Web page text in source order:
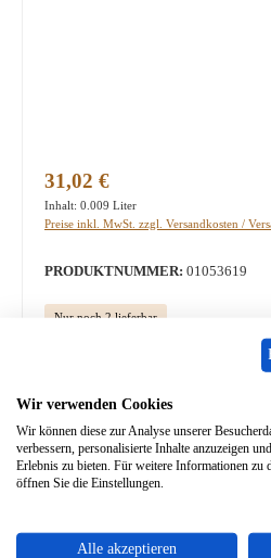
Regulärer Preis:
31,02 €
Inhalt: 0.009 Liter
Preise inkl. MwSt. zzgl. Versandkosten /
PRODUKTNUMMER: 01053619
Nur noch 2 lieferbar
Sofort verfügbar, Lieferzeit: 2-4
Produkt Anzahl: Gib den gewünschten
Zum Merkzettel hinzufügen
Wir verwenden Cookies
Wir können diese zur Analyse unserer
verbessern, personalisierte Inhalte anzuzeigen
Erlebnis zu bieten. Für weitere Informationen zu
öffnen Sie die Einstellungen.
Alle akzeptieren